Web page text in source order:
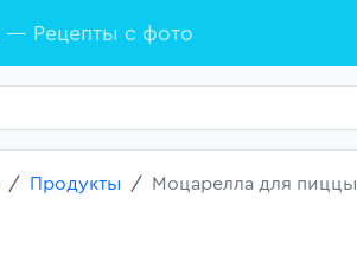
— Рецепты с фото
Продукты Моцарелла для пиццы